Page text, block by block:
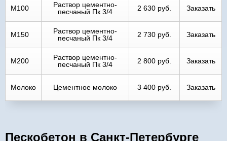
M100
Раствор цементно-
песчаный Пк 3/4
2 630 руб. Заказать
M150
Раствор цементно-
песчаный Пк 3/4
2 730 руб. Заказать
M200
Раствор цементно-
песчаный Пк 3/4
2 800 руб. Заказать
Молоко Цементное молоко 3 400 руб. Заказать
Пескобетон в Санкт-Петербурге